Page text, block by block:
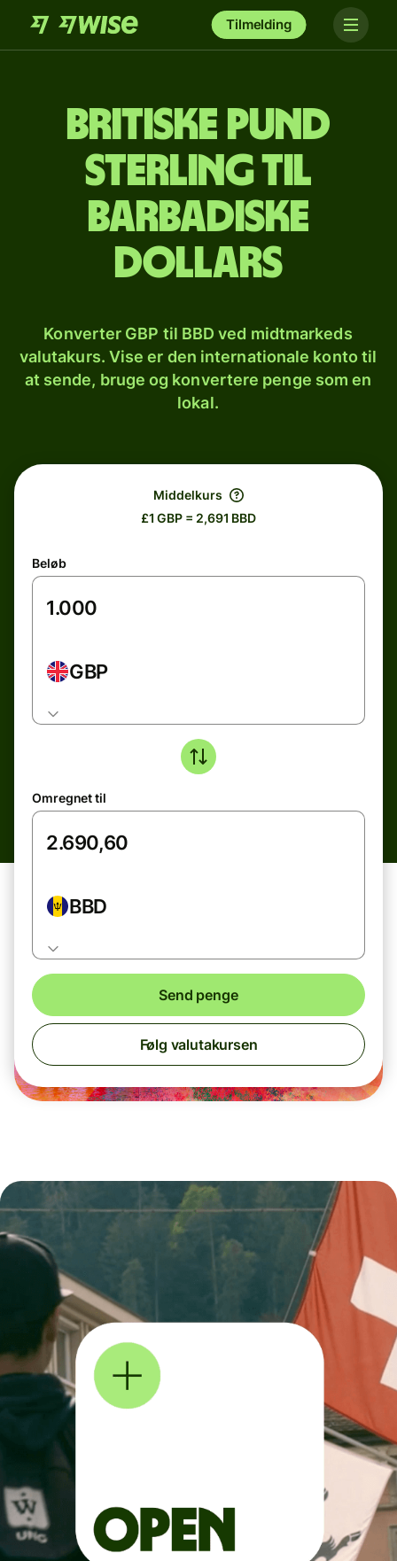
Tilmelding
Britiske pund
sterling til
barbadiske
dollars
Konverter GBP til BBD ved midtmarkeds
valutakurs. Vise er den internationale konto til
at sende, bruge og konvertere penge som en
lokal.
Middelkurs
£1 GBP = 2,691 BBD
Beløb
GBP
Omregnet til
BBD
Send penge
Følg valutakursen